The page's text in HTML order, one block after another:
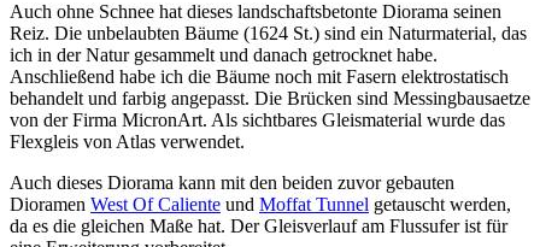
Auch ohne Schnee hat dieses landschaftsbetonte Diorama seinen
Reiz. Die unbelaubten Bäume (1624 St.) sind ein Naturmaterial, das
ich in der Natur gesammelt und danach getrocknet habe.
Anschließend habe ich die Bäume noch mit Fasern elektrostatisch
behandelt und farbig angepasst. Die Brücken sind Messingbausaetze
von der Firma MicronArt. Als sichtbares Gleismaterial wurde das
Flexgleis von Atlas verwendet.
Auch dieses Diorama kann mit den beiden zuvor gebauten
Dioramen West Of Caliente und Moffat Tunnel getauscht werden,
da es die gleichen Maße hat. Der Gleisverlauf am Flussufer ist für